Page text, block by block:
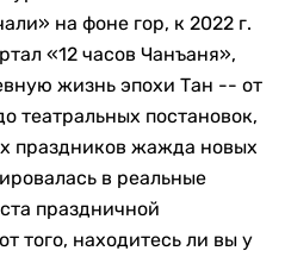
на фоне гор, к 2022 г.
«12 часов Чанъаня»,
жизнь эпохи Тан -- от
театральных постановок,
праздников жажда новых
в реальные
праздничной
того, находитесь ли вы у